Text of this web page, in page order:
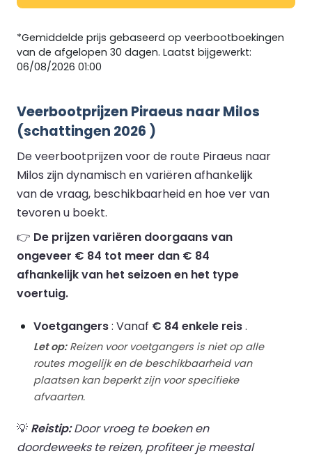
*Gemiddelde prijs gebaseerd op veerbootboekingen
van de afgelopen 30 dagen. Laatst bijgewerkt:
06/08/2026 01:00
Veerbootprijzen Piraeus naar Milos
(schattingen 2026 )
De veerbootprijzen voor de route Piraeus naar
Milos zijn dynamisch en variëren afhankelijk
van de vraag, beschikbaarheid en hoe ver van
tevoren u boekt.
👉 De prijzen variëren doorgaans van
ongeveer € 84 tot meer dan € 84
afhankelijk van het seizoen en het type
voertuig.
Voetgangers: Vanaf € 84 enkele reis.
Let op:Reizen voor voetgangers is niet op alle
routes mogelijk en de beschikbaarheid van
plaatsen kan beperkt zijn voor specifieke
afvaarten.
💡 Reistip:Door vroeg te boeken en
doordeweeks te reizen, profiteer je meestal